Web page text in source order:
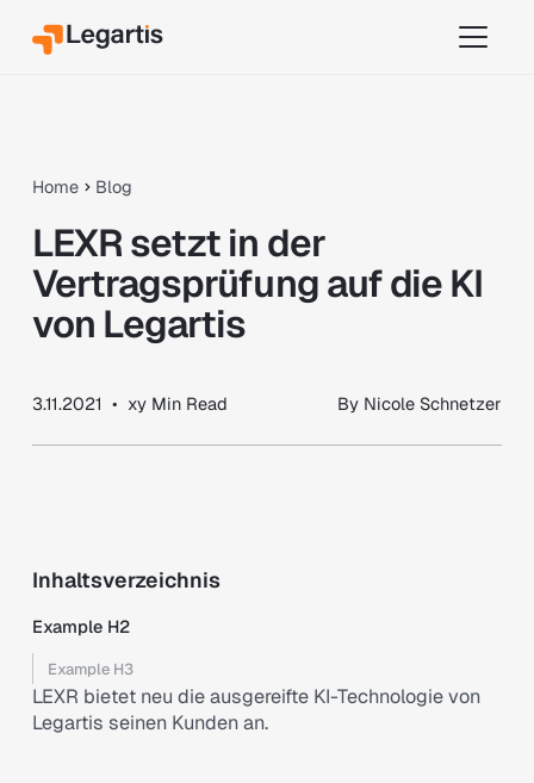
Home Blog
LEXR setzt in der
Vertragsprüfung auf die KI
von Legartis
3.11.2021 • xyMin Read By Nicole Schnetzer
Inhaltsverzeichnis
Example H2
Example H3
LEXR bietet neu die ausgereifte KI-Technologie von
Legartis seinen Kunden an.